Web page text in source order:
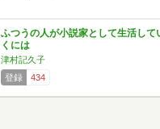
ふつうの人が小説家として生活して
くには
津村記久子
登録
434